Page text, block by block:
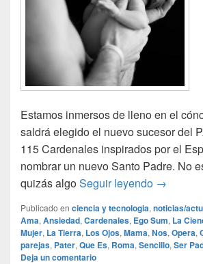
Estamos inmersos de lleno en el
saldrá elegido el nuevo sucesor del
115 Cardenales inspirados por el
nombrar un nuevo Santo Padre. No
quizás algoSeguir leyendo ¡Ya tengo
→
Publicado en ciencia y tecnologia, noticias/
Ama, Ansiedad, Cardenales, Ego Sum, La
Mujer, La Tierra, Los Ojos, Mama, Nos, Opera,
parejas, Pater, Que Es, Roma, Sencillo, Ser
Deja un comentario